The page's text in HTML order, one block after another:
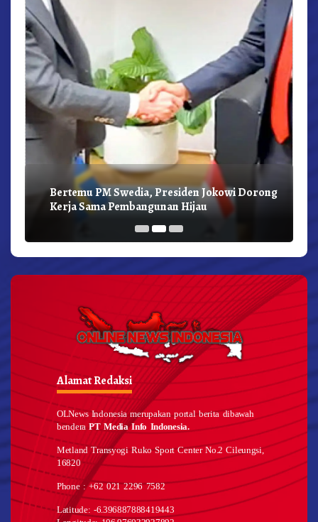
Bertemu PM Swedia, Presiden Jokowi Dorong
Kerja Sama Pembangunan Hijau
Alamat Redaksi
OLNews Indonesia merupakan portal berita dibawah
benderaPT Media Info Indonesia.
Metland Transyogi Ruko Sport Center No.2 Cileungsi,
16820
Phone : +62 021 2296 7582
Latitude: -6.396887888419443